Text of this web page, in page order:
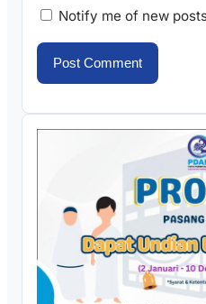
Notify me of new